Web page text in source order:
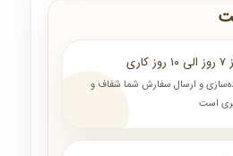
و ارسال سفارش شما شفاف و
است